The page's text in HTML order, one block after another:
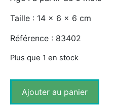
Taille : 14 x 6 x 6 cm
Référence : 83402
Plus que 1 en stock
Ajouter au panier